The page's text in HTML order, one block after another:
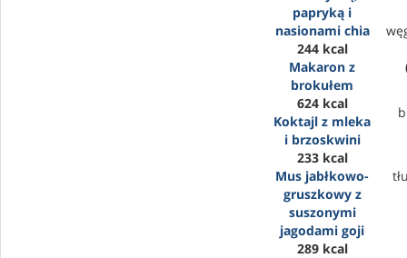
papryką i
nasionami chia
244 kcal
Makaron z
brokułem
624 kcal
Koktajl z mleka
i brzoskwini
233 kcal
Mus jabłkowo-
gruszkowy z
suszonymi
jagodami goji
289 kcal